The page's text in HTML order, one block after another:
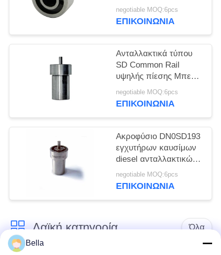
ψεκασμού καυσίμου
ντίζελ DN0SDN187
negotiable MOQ:6pcs
ΕΠΙΚΟΙΝΩΝΙΑ
Ανταλλακτικά τύπου
SD Common Rail
υψηλής πίεσης Μπεκ
ψεκασμού καυσίμου
ντίζελ CR Ακροφύσιο
negotiable MOQ:6pcs
ΕΠΙΚΟΙΝΩΝΙΑ
Ακροφύσιο DN0SD193
εγχυτήρων καυσίμων
diesel ανταλλακτικών
τύπων χάλυβα SD
υψηλής ταχύτητας του
negotiable MOQ:6pcs
ΕΠΙΚΟΙΝΩΝΙΑ
Λαϊκή κατηγορία Όλα
Bella